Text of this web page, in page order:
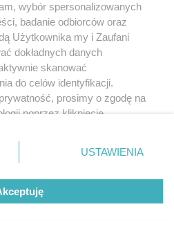
wybór spersonalizowanych
badanie odbiorców oraz
Użytkownika my i Zaufani
dokładnych danych
skanować
do celów identyfikacji.
prosimy o zgodę na
poprzez kliknięcie
ustawień prywatności
rogu strony
nie wymagają zgody
sprzeciwić się takiemu
będą miały zastosowanie tylko
USTAWIENIA